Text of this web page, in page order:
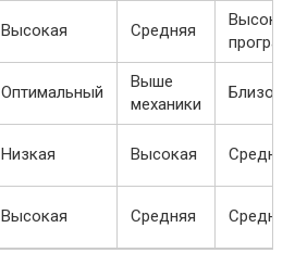
Высокая Средняя
Оптимальный
Выше
механики
Близок
Низкая Высокая Средняя
Высокая Средняя Средняя